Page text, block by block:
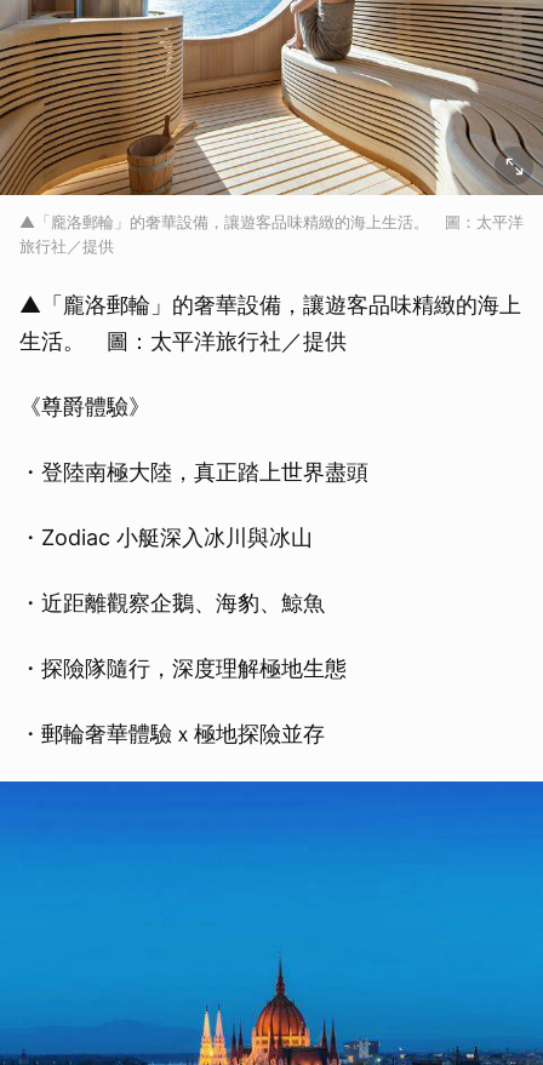
▲「龐洛郵輪」的奢華設備，讓遊客品味精緻的海上生活。 圖：太平洋
旅行社／提供
▲「龐洛郵輪」的奢華設備，讓遊客品味精緻的海上
生活。 圖：太平洋旅行社／提供
《尊爵體驗》
・登陸南極大陸，真正踏上世界盡頭
・Zodiac 小艇深入冰川與冰山
・近距離觀察企鵝、海豹、鯨魚
・探險隊隨行，深度理解極地生態
・郵輪奢華體驗ｘ極地探險並存